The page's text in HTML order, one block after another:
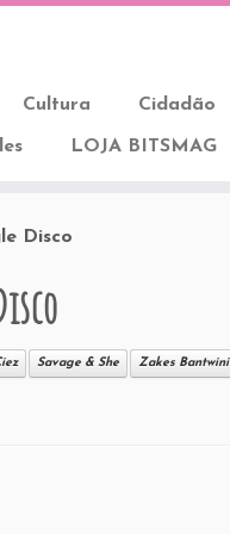
Cultura Cidadão
LOJA BITSMAG
Disco
Savage & She Zakes Bantwini